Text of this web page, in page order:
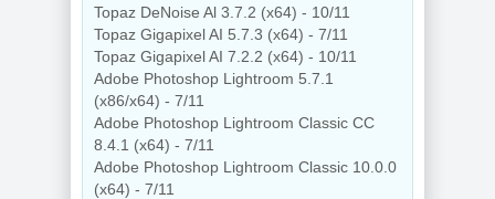
Topaz DeNoise Al 3.7.2 (x64) - 10/11
Topaz Gigapixel AI 5.7.3 (x64) - 7/11
Topaz Gigapixel AI 7.2.2 (x64) - 10/11
Adobe Photoshop Lightroom 5.7.1
(x86/x64) - 7/11
Adobe Photoshop Lightroom Classic CC
8.4.1 (x64) - 7/11
Adobe Photoshop Lightroom Classic 10.0.0
(x64) - 7/11